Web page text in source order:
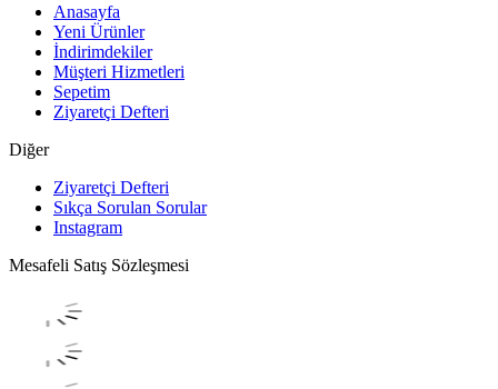
Anasayfa
Yeni Ürünler
İndirimdekiler
Müşteri Hizmetleri
Sepetim
Ziyaretçi Defteri
Diğer
Ziyaretçi Defteri
Sıkça Sorulan Sorular
Instagram
Mesafeli Satış Sözleşmesi